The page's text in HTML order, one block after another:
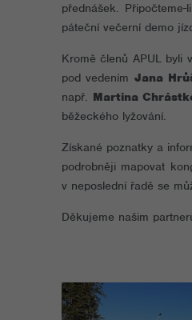
přednášek.
páteční večerní demo
Kromě členů APUL byli
pod vedením Jana
např. Martina
běžeckého lyžování.
Získané poznatky a
podrobněji mapovat
v neposlední řadě se
Děkujeme našim